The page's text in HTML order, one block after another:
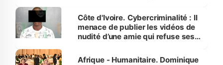
des Transports
Côte d'Ivoire. Cybercriminalité : Il
menace de publier les vidéos de
nudité d’une amie qui refuse ses
Afrique - Humanitaire. Dominique